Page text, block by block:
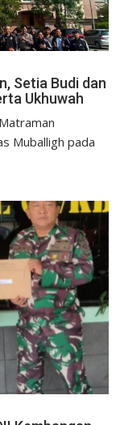
Setia Budi dan
Ukhuwah
Muballigh pada